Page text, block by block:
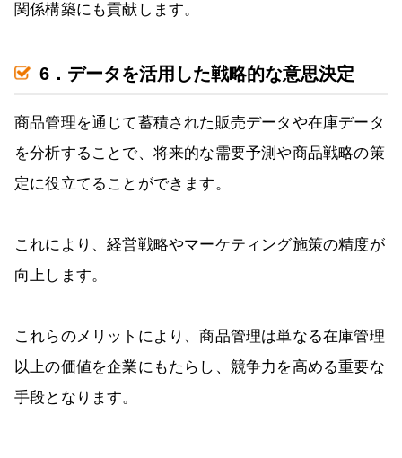
関係構築にも貢献します。
6．データを活用した戦略的な意思決定
商品管理を通じて蓄積された販売データや在庫データ
を分析することで、将来的な需要予測や商品戦略の策
定に役立てることができます。
これにより、経営戦略やマーケティング施策の精度が
向上します。
これらのメリットにより、商品管理は単なる在庫管理
以上の価値を企業にもたらし、競争力を高める重要な
手段となります。